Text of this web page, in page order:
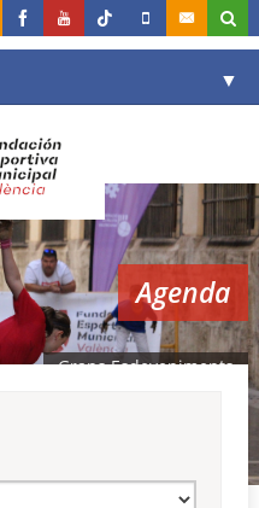
▼
▼
▼
▼
Agenda
Grans Esdeveniments